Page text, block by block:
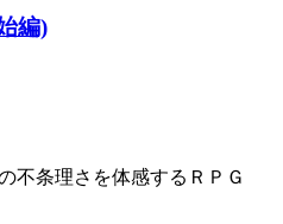
編)
不条理さを体感するＲＰＧ